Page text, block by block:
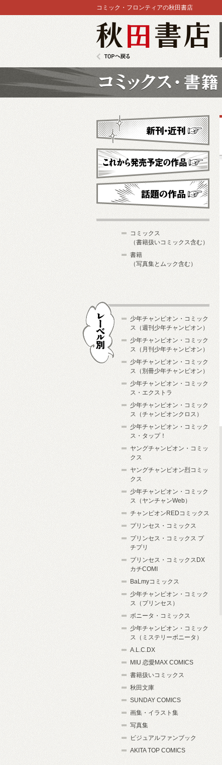
コミック・フロンティアの秋田書店
新刊・近刊
これから発売予定
コミックス
（書籍扱いコミックス含む）
書籍
（写真集とムック含む）
少年チャンピオン・コミック
ス（週刊少年チャンピオン）
少年チャンピオン・コミック
ス（月刊少年チャンピオン）
少年チャンピオン・コミック
ス（別冊少年チャンピオン）
少年チャンピオン・コミック
ス・エクストラ
少年チャンピオン・コミック
ス（チャンピオンクロス）
少年チャンピオン・コミック
ス・タップ！
ヤングチャンピオン・コミッ
クス
ヤングチャンピオン烈コミッ
クス
少年チャンピオン・コミック
ス（ヤンチャンWeb）
チャンピオンREDコミックス
プリンセス・コミックス
プリンセス・コミックス プ
チプリ
プリンセス・コミックスDX
カチCOMI
BaLmyコミックス
少年チャンピオン・コミック
ス（プリンセス）
ボニータ・コミックス
少年チャンピオン・コミック
ス（ミステリーボニータ）
A.L.C.DX
MIU 恋愛MAX COMICS
書籍扱いコミックス
秋田文庫
SUNDAY COMICS
画集・イラスト集
写真集
ビジュアルファンブック
AKITA TOP COMICS